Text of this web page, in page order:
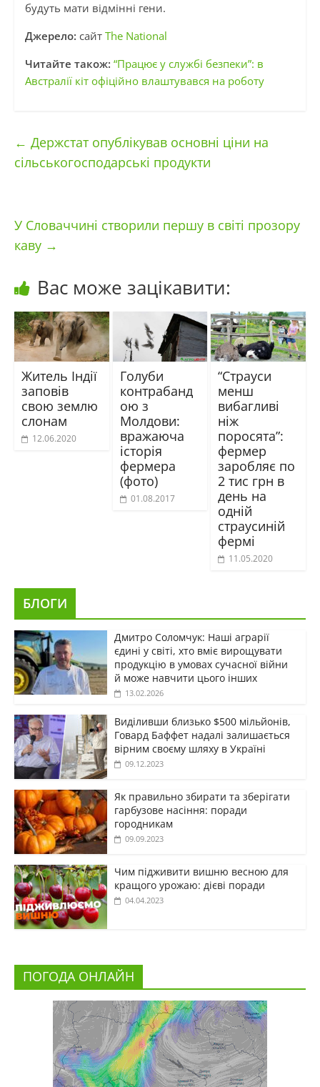
будуть мати відмінні гени.
Джерело: сайт The National
Читайте також: “Працює у службі безпеки”: в
Австралії кіт офіційно влаштувався на роботу
← Держстат опублікував основні ціни на
сільськогосподарські продукти
У Словаччині створили першу в світі прозору
каву →
Вас може зацікавити:
Житель Індії
заповів
свою землю
слонам
12.06.2020
Голуби
контрабанд
ою з
Молдови:
вражаюча
історія
фермера
(фото)
01.08.2017
“Страуси
менш
вибагливі
ніж
поросята”:
фермер
заробляє по
2 тис грн в
день на
одній
страусиній
фермі
11.05.2020
БЛОГИ
Дмитро Соломчук: Наші аграрії
єдині у світі, хто вміє вирощувати
продукцію в умовах сучасної війни
й може навчити цього інших
13.02.2026
Виділивши близько $500 мільйонів,
Говард Баффет надалі залишається
вірним своєму шляху в Україні
09.12.2023
Як правильно збирати та зберігати
гарбузове насіння: поради
городникам
09.09.2023
Чим підживити вишню весною для
кращого урожаю: дієві поради
04.04.2023
ПОГОДА ОНЛАЙН